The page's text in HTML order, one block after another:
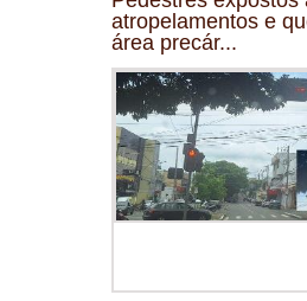
atropelamentos e
área precár...